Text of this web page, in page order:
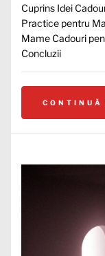
Cuprins Idei
Practice pentru
Mame Cadouri
Concluzii
CONTINUĂ